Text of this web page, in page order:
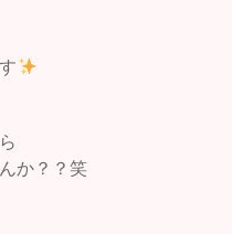
か？？笑